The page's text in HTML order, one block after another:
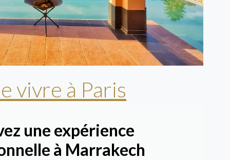
vivre à Paris
une expérience
à Marrakech